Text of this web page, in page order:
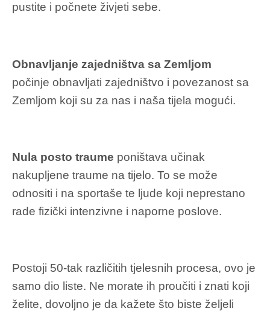
pustite i počnete živjeti sebe.
Obnavljanje zajedništva sa Zemljom
počinje obnavljati zajedništvo i povezanost sa
Zemljom koji su za nas i naša tijela mogući.
Nula posto traume poništava učinak
nakupljene traume na tijelo. To se može
odnositi i na sportaše te ljude koji neprestano
rade fizički intenzivne i naporne poslove.
Postoji 50-tak različitih tjelesnih procesa, ovo je
samo dio liste. Ne morate ih proučiti i znati koji
želite, dovoljno je da kažete što biste željeli